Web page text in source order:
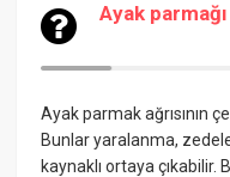
Ayak
Ayak parmak ağrısının
Bunlar yaralanma,
kaynaklı ortaya çıkabilir.